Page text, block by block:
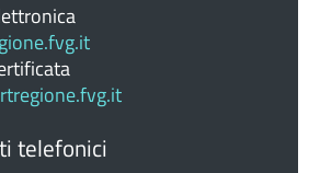
telefonici